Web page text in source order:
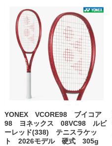
YONEX VCORE98 ブイコア
98 ヨネックス 08VC98 ルビ
ーレッド(338) テニスラケッ
ト 2026モデル 硬式 305g